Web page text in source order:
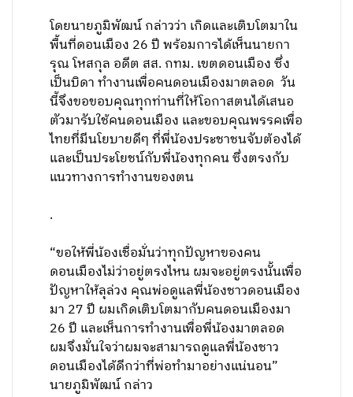
โดยนายภูมิพัฒน์ กล่าวว่า เกิดและเติบโตมาใน
พื้นที่ดอนเมือง 26 ปี พร้อมการได้เห็นนายกา
รุณ โหสกุล อดีต สส. กทม. เขตดอนเมือง ซึ่ง
เป็นบิดา ทำงานเพื่อคนดอนเมืองมาตลอด วัน
นี้จึงขอขอบคุณทุกท่านที่ให้โอกาสตนได้เสนอ
ตัวมารับใช้คนดอนเมือง และขอบคุณพรรคเพื่อ
ไทยที่มีนโยบายดีๆ ที่พี่น้องประชาชนจับต้องได้
และเป็นประโยชน์กับพี่น้องทุกคน ซึ่งตรงกับ
แนวทางการทำงานของตน
.
“ขอให้พี่น้องเชื่อมั่นว่าทุกปัญหาของคน
ดอนเมืองไม่ว่าอยู่ตรงไหน ผมจะอยู่ตรงนั้นเพื่อ
ปัญหาให้ลุล่วง คุณพ่อดูแลพี่น้องชาวดอนเมือง
มา 27 ปี ผมเกิดเติบโตมากับคนดอนเมืองมา
26 ปี และเห็นการทำงานเพื่อพี่น้องมาตลอด
ผมจึงมั่นใจว่าผมจะสามารถดูแลพี่น้องชาว
ดอนเมืองได้ดีกว่าที่พ่อทำมาอย่างแน่นอน”
นายภูมิพัฒน์ กล่าว